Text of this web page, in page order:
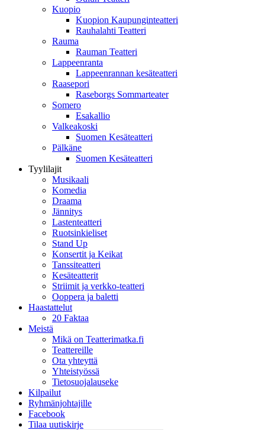
Kuopio
Kuopion Kaupunginteatteri
Rauhalahti Teatteri
Rauma
Rauman Teatteri
Lappeenranta
Lappeenrannan kesäteatteri
Raasepori
Raseborgs Sommarteater
Somero
Esakallio
Valkeakoski
Suomen Kesäteatteri
Pälkäne
Suomen Kesäteatteri
Tyylilajit
Musikaali
Komedia
Draama
Jännitys
Lastenteatteri
Ruotsinkieliset
Stand Up
Konsertit ja Keikat
Tanssiteatteri
Kesäteatterit
Striimit ja verkko-teatteri
Ooppera ja baletti
Haastattelut
20 Faktaa
Meistä
Mikä on Teatterimatka.fi
Teattereille
Ota yhteyttä
Yhteistyössä
Tietosuojalauseke
Kilpailut
Ryhmänjohtajille
Facebook
Tilaa uutiskirje